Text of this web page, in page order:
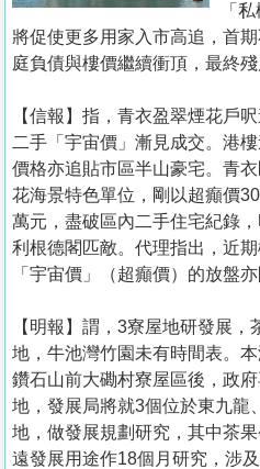
關
於
我
們
「
將促使更多用家入市高追，首
庭負債與樓價繼續衝頂，最終
【信報】指，青衣盈翠煙花戶
二手「宇宙價」漸見成交。港
價格亦追貼市區半山豪宅。青
花海景特色單位，剛以超癲價
萬元，盡破區內二手住宅紀錄
利根德閣匹敵。代理指出，近
「宇宙價」（超癲價）的放盤
【明報】謂，3寮屋地研發展
地，牛池灣竹園未有時間表。
鑽石山前大磡村寮屋區後，政
地，發展局將就3個位於東九龍
地，做發展規劃研究，其中茶
遠發展用途作18個月研究，涉